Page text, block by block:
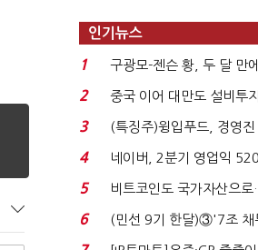
인기뉴스
1
구광모-젠슨 황, 두 달 만
로봇·AI 등 논...
2
중국 이어 대만도 설비투
국전쟁’
3
(특징주)윙입푸드, 경영진
지에 상한가...
4
네이버, 2분기 영업익
비 0.2% 감소...
5
비트코인도 국가자산으
처분' 기준은 ...
6
(민선 9기 한달)③'7조 채
격…추미애, 20년...